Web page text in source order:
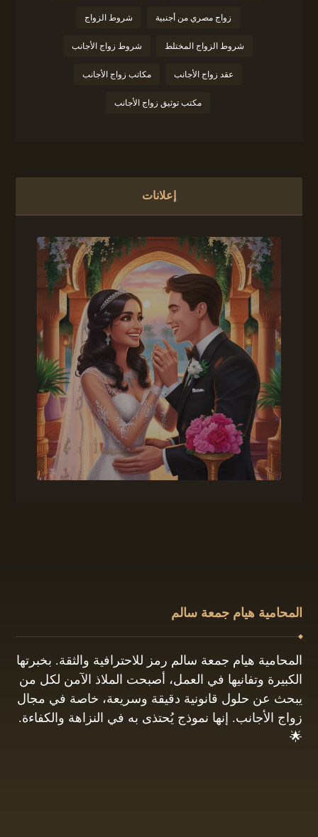
زواج مصري من أجنبية شروط الزواج
شروط الزواج المختلط شروط زواج الأجانب
عقد زواج الأجانب مكاتب زواج الأجانب
مكتب توثيق زواج الأجانب
إعلانات
المحامية هيام جمعة سالم
المحامية هيام جمعة سالم رمز للاحترافية والثقة. بخبرتها
الكبيرة وتفانيها في العمل، أصبحت الملاذ الآمن لكل من
يبحث عن حلول قانونية دقيقة وسريعة، خاصة في مجال
زواج الأجانب. إنها نموذج يُحتذى به في النزاهة والكفاءة.
🌟